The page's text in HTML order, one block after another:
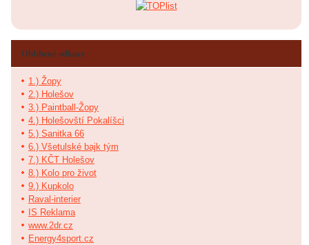
Oblíbené odkazy
1.) Žopy
2.) Holešov
3.) Paintball-Žopy
4.) Holešovští Pokalíšci
5.) Sanitka 66
6.) Všetulské bajk tým
7.) KČT Holešov
8.) Kolo pro život
9.) Kupkolo
Raval-interier
IS Reklama
www.2dr.cz
Energy4sport.cz